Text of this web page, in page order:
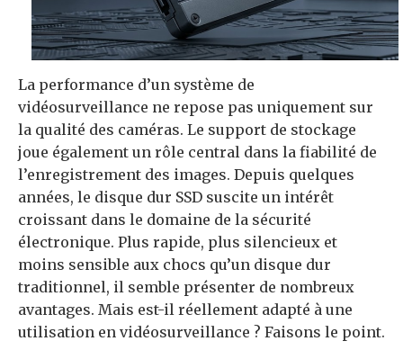
La performance d’un système de
vidéosurveillance ne repose pas uniquement sur
la qualité des caméras. Le support de stockage
joue également un rôle central dans la fiabilité de
l’enregistrement des images. Depuis quelques
années, le disque dur SSD suscite un intérêt
croissant dans le domaine de la sécurité
électronique. Plus rapide, plus silencieux et
moins sensible aux chocs qu’un disque dur
traditionnel, il semble présenter de nombreux
avantages. Mais est-il réellement adapté à une
utilisation en vidéosurveillance ? Faisons le point.